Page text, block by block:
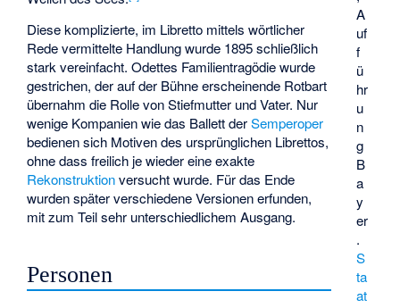
A
uf
f
ü
hr
u
n
g
B
a
y
er
.
S
ta
at
Diese komplizierte, im Libretto mittels wörtlicher
Rede vermittelte Handlung wurde 1895 schließlich
stark vereinfacht. Odettes Familientragödie wurde
gestrichen, der auf der Bühne erscheinende Rotbart
übernahm die Rolle von Stiefmutter und Vater. Nur
wenige Kompanien wie das Ballett derSemperoper
bedienen sich Motiven des ursprünglichen Librettos,
ohne dass freilich je wieder eine exakte
Rekonstruktionversucht wurde. Für das Ende
wurden später verschiedene Versionen erfunden,
mit zum Teil sehr unterschiedlichem Ausgang.
Personen